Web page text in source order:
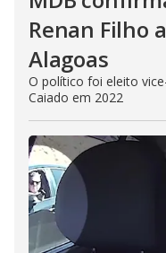
Renan Filho
Alagoas
O político foi eleito
Caiado em 2022